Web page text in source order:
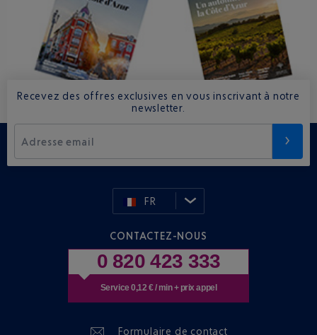
Recevez des offres exclusives en vous inscrivant à notre
newsletter.
Adresse email
FR
CONTACTEZ-NOUS
0 820 423 333
Service 0,12 € / min + prix appel
Formulaire de contact